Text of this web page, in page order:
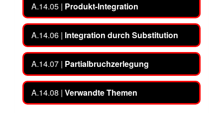
A.14.05 | Produkt-Integration
A.14.06 | Integration durch Substitution
A.14.07 | Partialbruchzerlegung
A.14.08 | Verwandte Themen